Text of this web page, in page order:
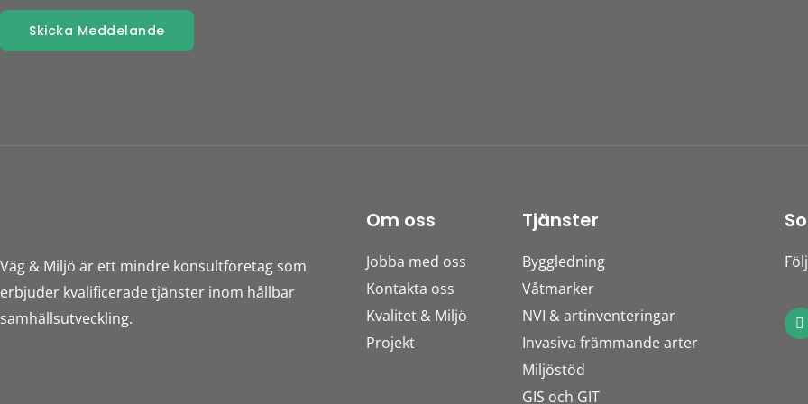
Skicka Meddelande
Väg & Miljö är ett mindre konsultföretag som
erbjuder kvalificerade tjänster inom hållbar
samhällsutveckling.
Om oss
Jobba med oss
Kontakta oss
Kvalitet & Miljö
Projekt
Tjänster
Byggledning
Våtmarker
NVI & artinventeringar
Invasiva främmande arter
Miljöstöd
GIS och GIT
F
a
c